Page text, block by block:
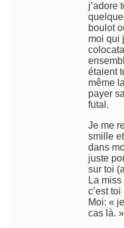
j’adore
boulot
moi qui
étaient
même
payer
futal.
Je me
smille
dans
juste
sur toi
La
c’est
Moi: «
cas là. »